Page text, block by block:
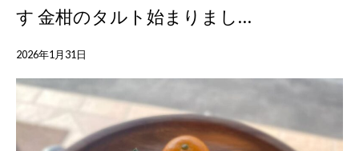
す 金柑のタルト始まりまし…
2026年1月31日